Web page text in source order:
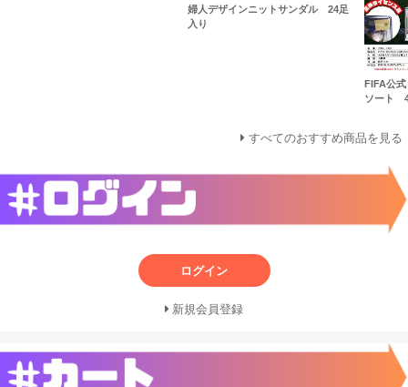
婦人デザインニットサンダル 24足
入り
FIFA公
ソート
すべてのおすすめ商品を見る
ログイン
新規会員登録